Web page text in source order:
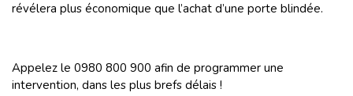
révélera plus économique que l’achat d’une porte blindée.
Appelez le 0980 800 900 afin de programmer une
intervention, dans les plus brefs délais !